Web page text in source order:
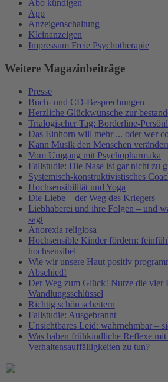
Abo kündigen
App
Anzeigenschaltung
Kleinanzeigen
Impressum Freie Psychotherapie
Weitere Magazinbeiträge
Presse
Buch- und CD-Besprechungen
Herzliche Glückwünsche zur
Trialogischer Tag: Borderline-
Das Einhorn will mehr ... oder wer
Kann Musik den Menschen
Vom Umgang mit Psychopharmaka
Fallstudie: Die Nase ist gar nicht zu
Systemisch-konstruktivistisches
Hochsensibilität und Yoga
Die Liebe – der Weg des Kriegers
Liebhaberei und ihre Folgen – und
sagt
Anorexia religiosa
Hochsensible Kinder fördern:
hochsensibel
Wie wir unsere Haut positiv
Abschied!
Der Weg zum Glück! Nutze die vier
Wandlungsschlüssel
Richtig schön scheitern
Fallstudie: Ausgebrannt
Unsichtbares Leid: wahrnehmbar –
Was haben frühkindliche Reflexe
Verhaltensauffälligkeiten zu tun?